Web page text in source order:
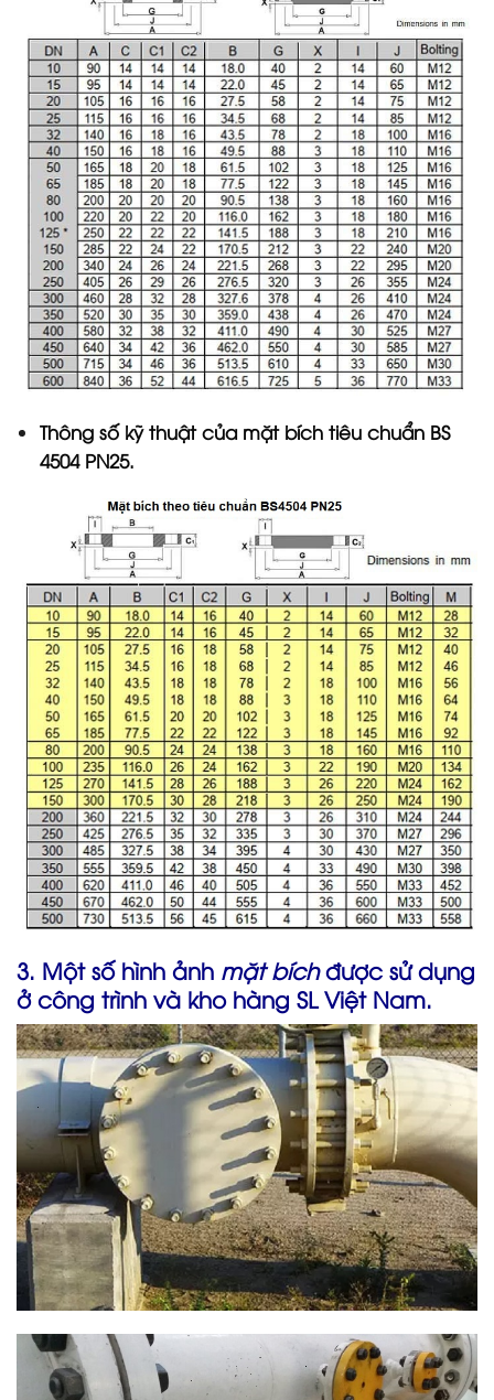
Thông số kỹ thuật của mặt bích tiêu chuẩn BS
4504 PN25.
3. Một số hình ảnh mặt bíchđược sử dụng
ở công trình và kho hàng SL Việt Nam.